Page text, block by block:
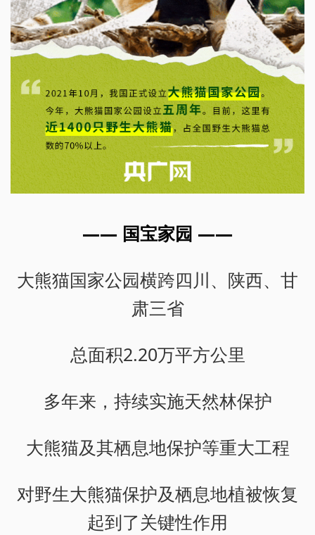
—— 国宝家园 ——
大熊猫国家公园横跨四川、陕西、甘
肃三省
总面积2.20万平方公里
多年来，持续实施天然林保护
大熊猫及其栖息地保护等重大工程
对野生大熊猫保护及栖息地植被恢复
起到了关键性作用